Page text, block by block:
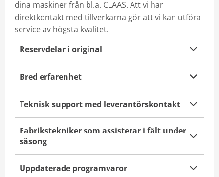
dina maskiner från bl.a. CLAAS. Att vi har
direktkontakt med tillverkarna gör att vi kan utföra
service av högsta kvalitet.
Reservdelar i original
Bred erfarenhet
Teknisk support med leverantörskontakt
Fabrikstekniker som assisterar i fält under
säsong
Uppdaterade programvaror